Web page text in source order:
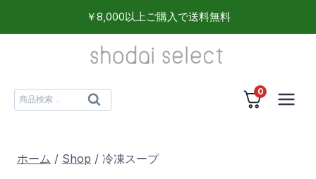
容
￥8,000以上ご購入で送料無料
検
象:
検
0
ホーム / Shop / 冷凍スープ